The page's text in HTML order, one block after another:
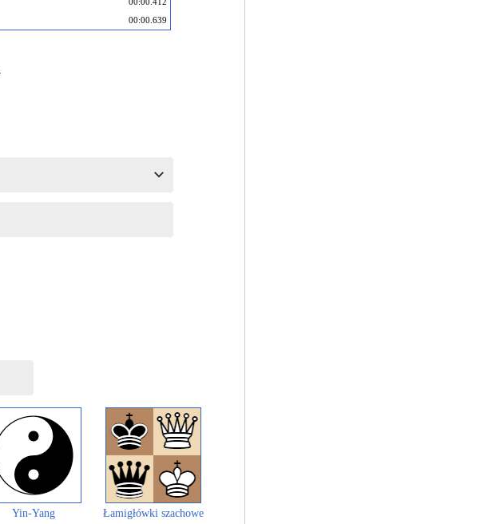
00:00.639
Yin-Yang Łamigłówki szachowe